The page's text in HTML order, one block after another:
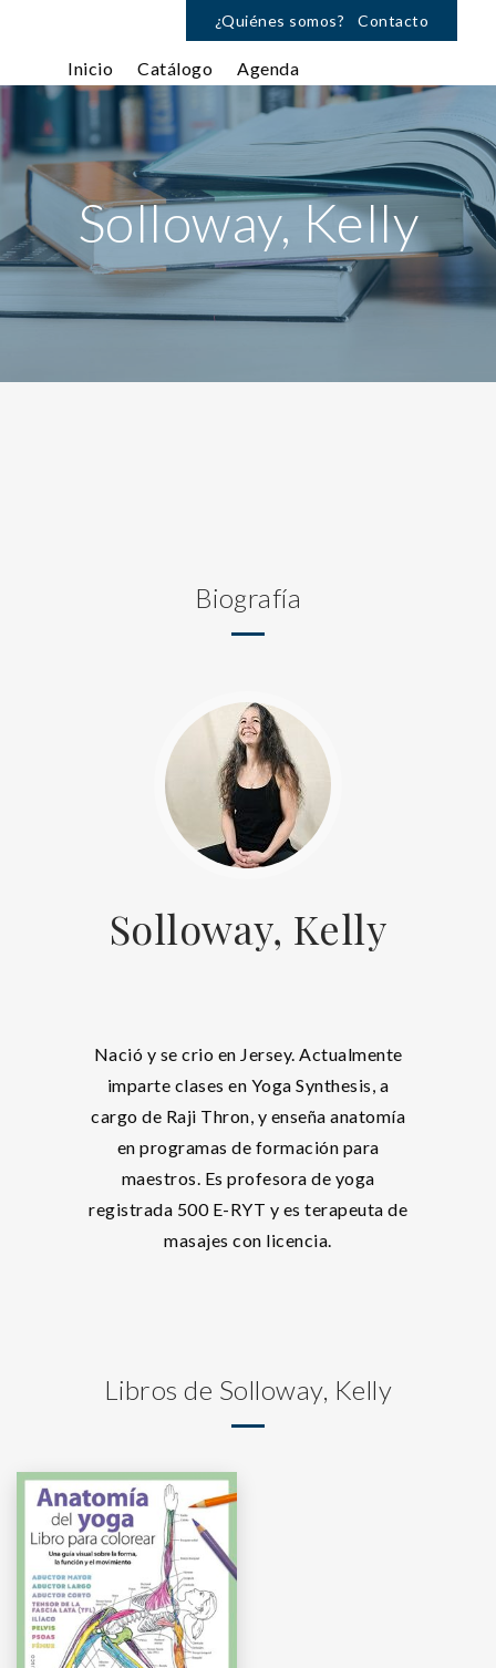
¿Quiénes somos? Contacto
Inicio Catálogo Agenda
Solloway, Kelly
Biografía
Solloway, Kelly
Nació y se crio en Jersey. Actualmente
imparte clases en Yoga Synthesis, a
cargo de Raji Thron, y enseña anatomía
en programas de formación para
maestros. Es profesora de yoga
registrada 500 E-RYT y es terapeuta de
masajes con licencia.
Libros de Solloway, Kelly